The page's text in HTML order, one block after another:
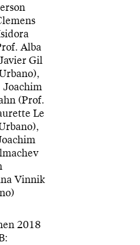
Alba
Gil
Joachim
(Prof.
Le
Vinnik
2018